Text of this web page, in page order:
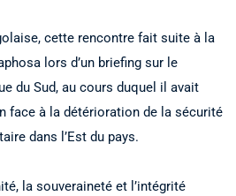
cette rencontre fait suite à la
lors d’un briefing sur le
du Sud, au cours duquel il avait
face à la détérioration de la sécurité
dans l’Est du pays.
la souveraineté et l’intégrité